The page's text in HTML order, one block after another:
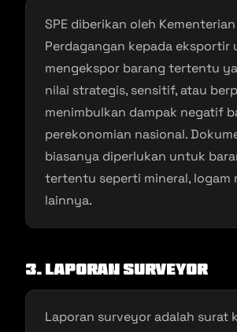
SPE diberikan oleh Kementerian
Perdagangan kepada eksportir
mengekspor barang tertentu
nilai strategis, sensitif, atau
menimbulkan dampak negatif
perekonomian nasional.
biasanya diperlukan untuk
tertentu seperti mineral, logam
lainnya.
3. Laporan Surveyor
Laporan surveyor adalah surat